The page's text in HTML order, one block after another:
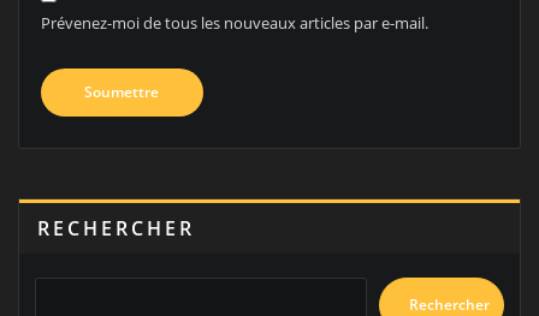
Prévenez-moi de tous les nouveaux articles par e-mail.
RECHERCHER
Rechercher